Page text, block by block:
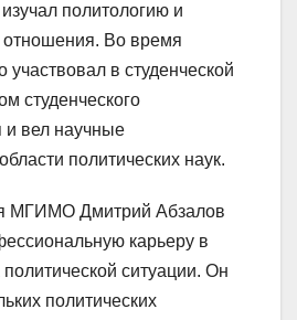
политологию и
Во время
участвовал в студенческой
студенческого
и вел научные
политических наук.
МГИМО Дмитрий Абзалов
карьеру в
ситуации. Он
политических